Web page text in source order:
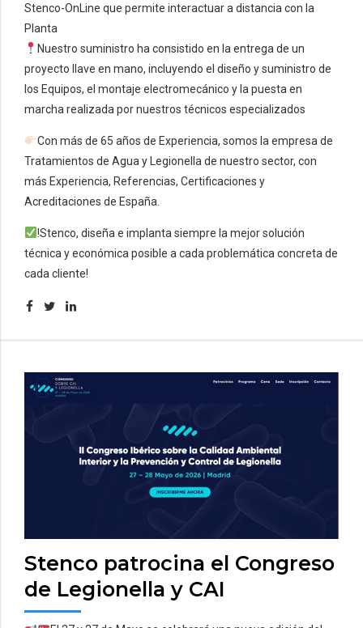
Stenco-OnLine que permite interactuar a distancia con la
Planta
Nuestro suministro ha consistido en la entrega de un
proyecto llave en mano, incluyendo el diseño y suministro de
los Equipos, el montaje electromecánico y la puesta en
marcha realizada por nuestros técnicos especializados
Con más de 65 años de Experiencia, somos la empresa de
Tratamientos de Agua y Legionella de nuestro sector, con
más Experiencia, Referencias, Certificaciones y
Acreditaciones de España.
!Stenco, diseña e implanta siempre la mejor solución
técnica y económica posible a cada problemática concreta de
cada cliente!
Stenco patrocina el Congreso
de Legionella y CAI